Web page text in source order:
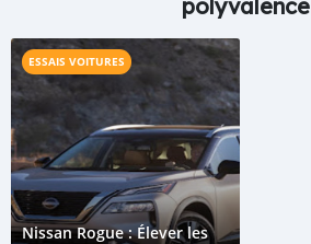
polyvalence
ESSAIS VOITURES
Nissan Rogue : Élever les